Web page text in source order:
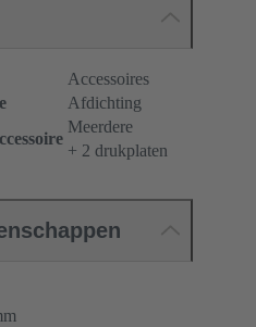
Accessoires
Afdichting
Meerdere
+ 2 drukplaten